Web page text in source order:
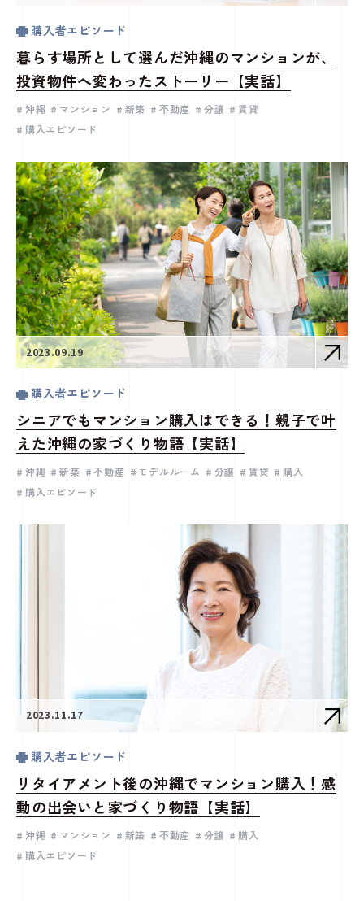
購入者エピソード
暮らす場所として選んだ沖縄のマンションが、
投資物件へ変わったストーリー【実話】
沖縄 マンション 新築 不動産 分譲
賃貸
購入エピソード
2023.09.19
購入者エピソード
シニアでもマンション購入はできる！親子で叶
えた沖縄の家づくり物語【実話】
沖縄 新築 不動産 モデルルーム 分譲 賃貸
購入
購入エピソード
2023.11.17
購入者エピソード
リタイアメント後の沖縄でマンション購入！感
動の出会いと家づくり物語【実話】
沖縄 マンション 新築 不動産 分譲
購入
購入エピソード